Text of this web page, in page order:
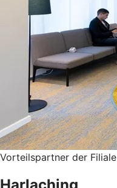
Vorteilspartner der Filiale
Harlaching